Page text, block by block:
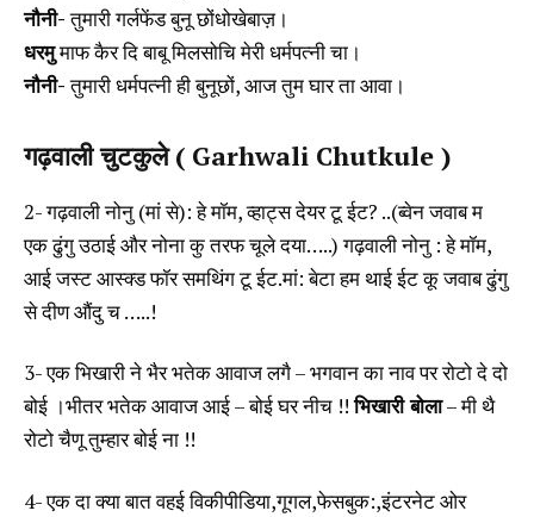
नौनी-तुमारी गर्लफेंड बुनू छोंधोखेबाज़।
धरमुमाफ कैर दि बाबू मिलसोचि मेरी धर्मपत्नी चा।
नौनी-तुमारी धर्मपत्नी ही बुनूछों, आज तुम घार ता आवा।
गढ़वाली चुटकुले ( Garhwali Chutkule )
2- गढ़वाली नोनु (मां से): हे मॉम, व्हाट्स देयर टू ईट? ..(ब्वेन जवाब म
एक ढुंगु उठाई और नोना कु तरफ चूले दया…..) गढ़वाली नोनु : हे मॉम,
आई जस्ट आस्क्ड फॉर समथिंग टू ईट.मां: बेटा हम थाई ईट कू जवाब ढुंगु
से दीण औंदु च …..!
3- एक भिखारी ने भैर भतेक आवाज लगै – भगवान का नाव पर रोटो दे दो
बोई ।भीतर भतेक आवाज आई – बोई घर नीच !!भिखारी बोला– मी थै
रोटो चैणू तुम्हार बोई ना !!
4- एक दा क्या बात वहई विकीपीडिया,गूगल,फेसबुक:,इंटरनेट ओर